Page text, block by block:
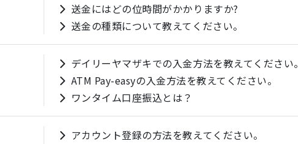
送金にはどの位時間がかかりますか?
送金の種類について教えてください。
デイリーヤマザキでの入金方法を教えてください。
ATM Pay-easyの入金方法を教えてください。
ワンタイム口座振込とは？
アカウント登録の方法を教えてください。